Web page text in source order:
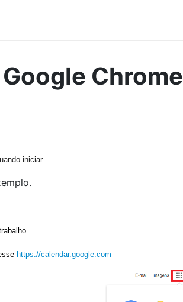
Chrome
iniciar.
https://calendar.google.com